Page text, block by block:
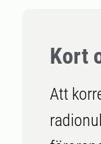
Kort
Att